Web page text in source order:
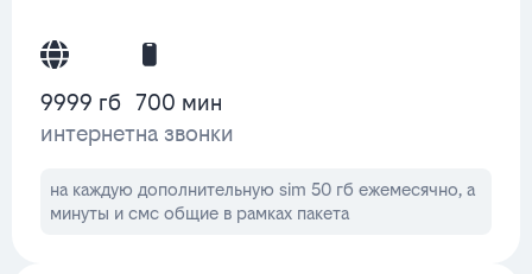
9999 гб
интернет
700 мин
на звонки
на каждую дополнительную sim 50 гб ежемесячно, а
минуты и смс общие в рамках пакета